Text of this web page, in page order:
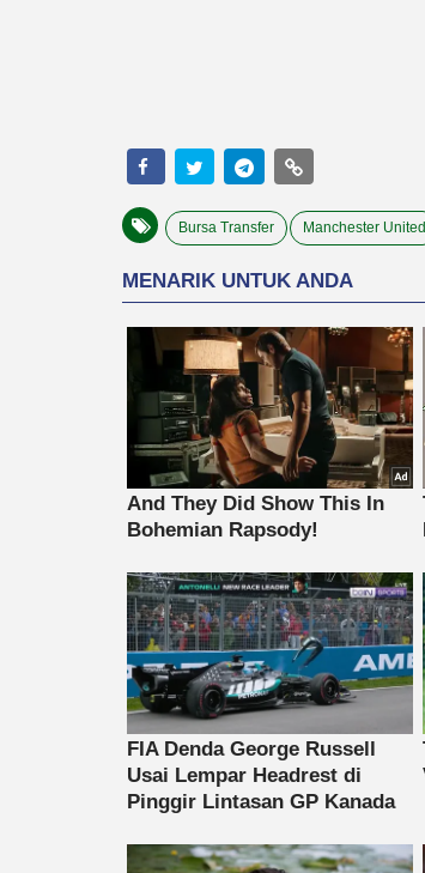
Bursa Transfer Manchester United